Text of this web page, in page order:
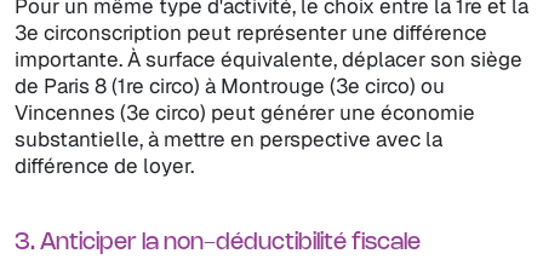
Pour un même type d'activité, le choix entre la 1re et la
3e circonscription peut représenter une différence
importante. À surface équivalente, déplacer son siège
de Paris 8 (1re circo) à Montrouge (3e circo) ou
Vincennes (3e circo) peut générer une économie
substantielle, à mettre en perspective avec la
différence de loyer.
3. Anticiper la non-déductibilité fiscale